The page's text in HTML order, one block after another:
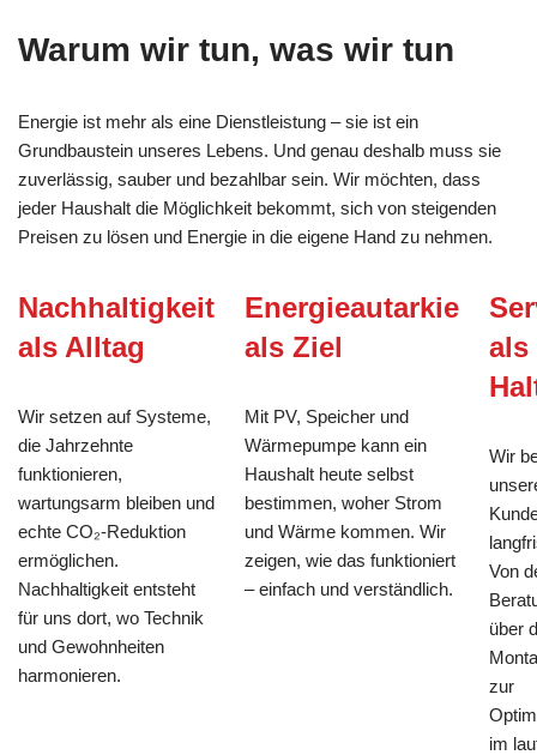
Warum wir tun, was wir tun
Energie ist mehr als eine Dienstleistung – sie ist ein
Grundbaustein unseres Lebens. Und genau deshalb muss sie
zuverlässig, sauber und bezahlbar sein. Wir möchten, dass
jeder Haushalt die Möglichkeit bekommt, sich von steigenden
Preisen zu lösen und Energie in die eigene Hand zu nehmen.
Nachhaltigkeit
als Alltag
Wir setzen auf Systeme,
die Jahrzehnte
funktionieren,
wartungsarm bleiben und
echte CO₂-Reduktion
ermöglichen.
Nachhaltigkeit entsteht
für uns dort, wo Technik
und Gewohnheiten
harmonieren.
Energieautarkie
als Ziel
Mit PV, Speicher und
Wärmepumpe kann ein
Haushalt heute selbst
bestimmen, woher Strom
und Wärme kommen. Wir
zeigen, wie das funktioniert
– einfach und verständlich.
als
Wir
Von
über
zur
im